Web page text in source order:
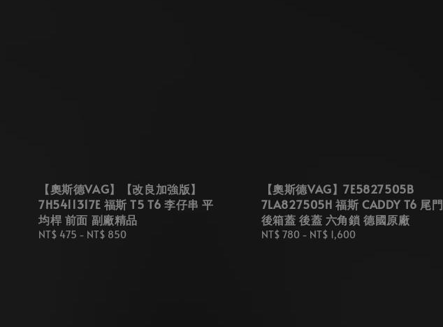
【奧斯德VAG】【改良加強版】
7H5411317E 福斯 T5 T6 李仔串 平
均桿 前面 副廠精品
Regular
NT$ 475 - NT$ 850
【奧斯德VAG】7E5827505B
7LA827505H 福斯 CADDY T6 尾門
後箱蓋 後蓋 六角鎖 德國原廠
Regular
NT$ 780- NT$ 1,600